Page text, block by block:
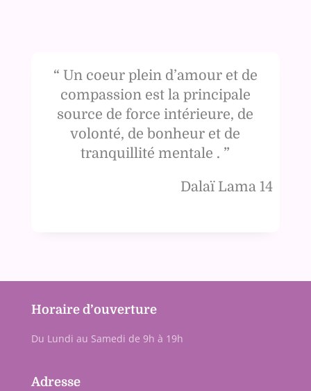
“ Un coeur plein d’amour et de
compassion est la principale
source de force intérieure, de
volonté, de bonheur et de
tranquillité mentale . ”
Dalaï Lama 14
Horaire d’ouverture
Du Lundi au Samedi de 9h à 19h
Adresse